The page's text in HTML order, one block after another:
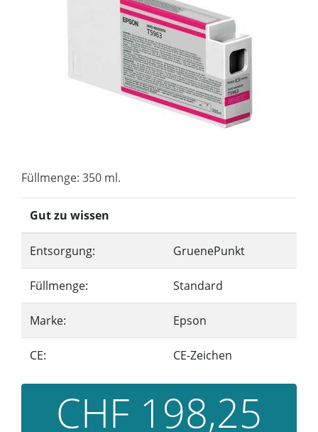
Füllmenge: 350 ml.
Gut zu wissen
Entsorgung: GruenePunkt
Füllmenge: Standard
Marke: Epson
CE: CE-Zeichen
CHF 198,25